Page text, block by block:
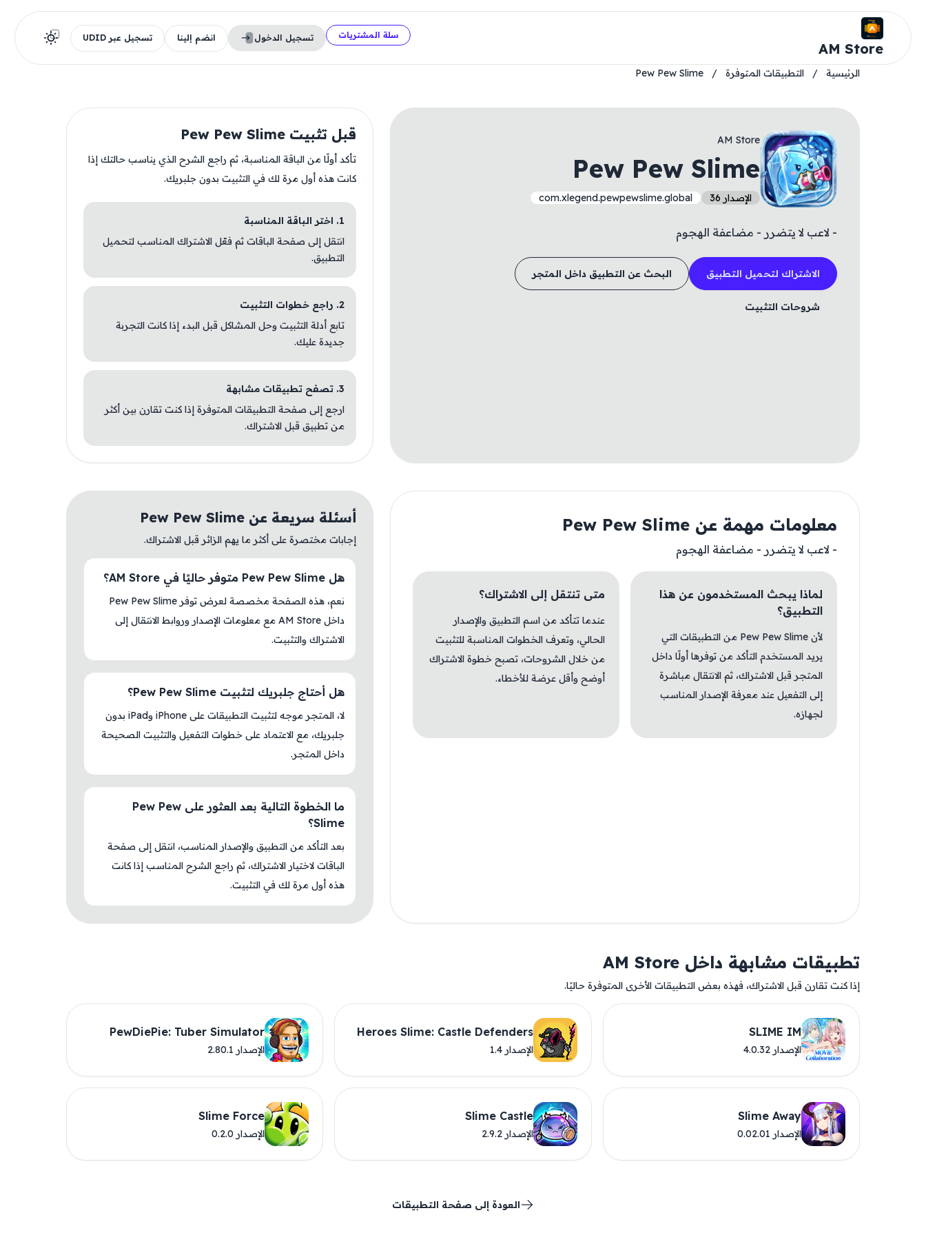
AM Store
سلة المشتريات تسجيل الدخول انضم إلينا تسجيل عبر UDID
الرئيسية / التطبيقات المتوفرة /
Pew Pew Slime
AM Store
Pew Pew Slime
الإصدار 36 com.xlegend.pewpewslime.global
- لاعب لا يتضرر - مضاعفة الهجوم
الاشتراك لتحميل التطبيق البحث عن التطبيق داخل المتجر
شروحات التثبيت
قبل تثبيت Pew Pew Slime
تأكد أولًا من الباقة المناسبة، ثم راجع الشرح الذي يناسب حالتك إذا
كانت هذه أول مرة لك في التثبيت بدون جلبريك.
1. اختر الباقة المناسبة
انتقل إلى صفحة الباقات ثم فعّل الاشتراك المناسب لتحميل
التطبيق.
2. راجع خطوات التثبيت
تابع أدلة التثبيت وحل المشاكل قبل البدء إذا كانت التجربة
جديدة عليك.
3. تصفح تطبيقات مشابهة
ارجع إلى صفحة التطبيقات المتوفرة إذا كنت تقارن بين أكثر
من تطبيق قبل الاشتراك.
معلومات مهمة عن Pew Pew Slime
- لاعب لا يتضرر - مضاعفة الهجوم
لماذا يبحث المستخدمون عن هذا
التطبيق؟
لأن Pew Pew Slime من التطبيقات التي
يريد المستخدم التأكد من توفرها أولًا داخل
المتجر قبل الاشتراك، ثم الانتقال مباشرة
إلى التفعيل عند معرفة الإصدار المناسب
لجهازه.
متى تنتقل إلى الاشتراك؟
عندما تتأكد من اسم التطبيق والإصدار
الحالي، وتعرف الخطوات المناسبة للتثبيت
من خلال الشروحات، تصبح خطوة الاشتراك
أوضح وأقل عرضة للأخطاء.
أسئلة سريعة عن Pew Pew Slime
إجابات مختصرة على أكثر ما يهم الزائر قبل الاشتراك.
هل Pew Pew Slime متوفر حاليًا في AM Store؟
نعم، هذه الصفحة مخصصة لعرض توفر Pew Pew Slime
داخل AM Store مع معلومات الإصدار وروابط الانتقال إلى
الاشتراك والتثبيت.
هل أحتاج جلبريك لتثبيت Pew Pew Slime؟
لا، المتجر موجه لتثبيت التطبيقات على iPhone وiPad بدون
جلبريك، مع الاعتماد على خطوات التفعيل والتثبيت الصحيحة
داخل المتجر.
ما الخطوة التالية بعد العثور على Pew Pew
Slime؟
بعد التأكد من التطبيق والإصدار المناسب، انتقل إلى صفحة
الباقات لاختيار الاشتراك، ثم راجع الشرح المناسب إذا كانت
هذه أول مرة لك في التثبيت.
تطبيقات مشابهة داخل AM Store
إذا كنت تقارن قبل الاشتراك، فهذه بعض التطبيقات الأخرى المتوفرة حاليًا.
SLIME IM
الإصدار 4.0.32
Heroes Slime: Castle Defenders
الإصدار 1.4
PewDiePie: Tuber Simulator
الإصدار 2.80.1
Slime Away
الإصدار 0.02.01
Slime Castle
الإصدار 2.9.2
Slime Force
الإصدار 0.2.0
العودة إلى صفحة التطبيقات